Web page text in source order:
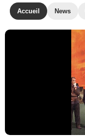
Accueil News